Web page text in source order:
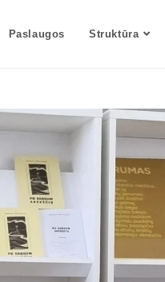
Paslaugos Struktūra